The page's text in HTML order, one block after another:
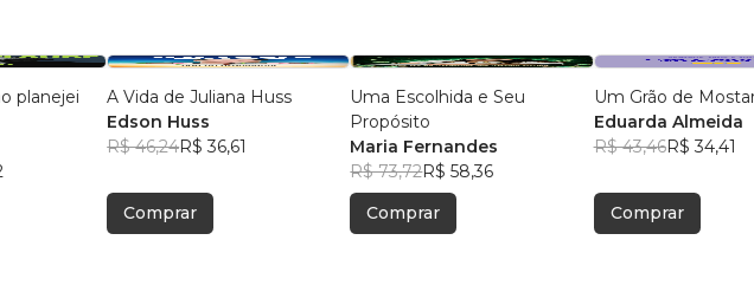
planejei
A Vida de Juliana Huss
Edson Huss
R$ 46,24R$ 36,61
Comprar
Uma Escolhida e Seu
Propósito
Maria Fernandes
R$ 73,72R$ 58,36
Comprar
Um Grão de
Eduarda Almeida
R$ 43,46R$ 34,41
Comprar